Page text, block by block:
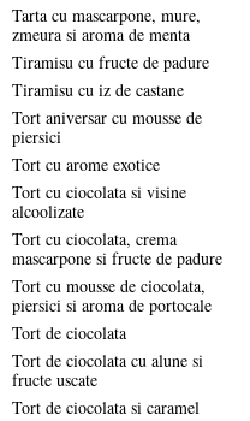
Tarta cu mascarpone, mure,
zmeura si aroma de menta
Tiramisu cu fructe de padure
Tiramisu cu iz de castane
Tort aniversar cu mousse de
piersici
Tort cu arome exotice
Tort cu ciocolata si visine
alcoolizate
Tort cu ciocolata, crema
mascarpone si fructe de padure
Tort cu mousse de ciocolata,
piersici si aroma de portocale
Tort de ciocolata
Tort de ciocolata cu alune si
fructe uscate
Tort de ciocolata si caramel